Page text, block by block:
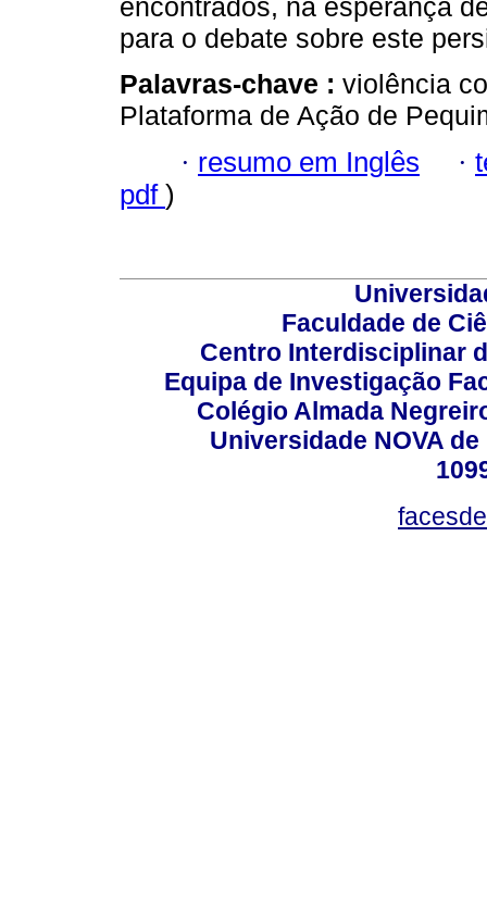
encontrados, na esperança
para o debate sobre este
Palavras-chave : violência
Plataforma de Ação de
· resumo em Inglês ·
pdf )
Faculdade de
Centro Interdisciplinar
Equipa de Investigação
Colégio Almada
Universidade NOVA